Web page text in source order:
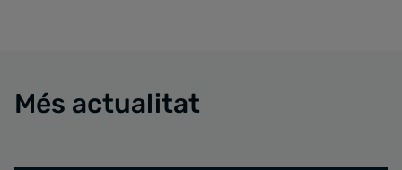
Més actualitat